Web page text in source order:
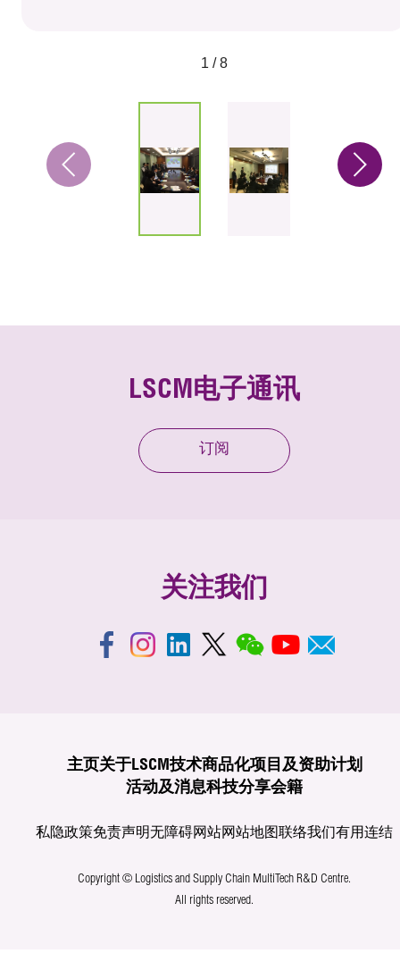
1 / 8
LSCM电子通讯
订阅
关注我们
主页关于LSCM技术商品化项目及资助计划
活动及消息科技分享会籍
私隐政策免责声明无障碍网站网站地图联络我们有用连结
Copyright © Logistics and Supply Chain MultiTech R&D Centre.
All rights reserved.